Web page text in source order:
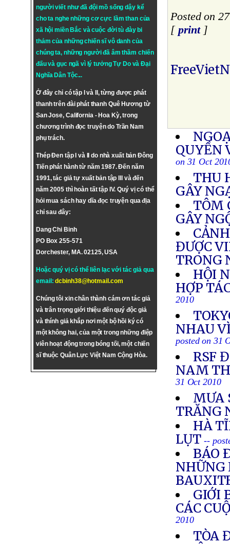
người viết như đã đội mồ sống dậy kể
cho ta nghe những cơ cực lầm than của
xã hội miền Bắc và cuộc đời tù đày bi
thảm của những chiến sĩ vô danh của
chúng ta, những người đã âm thầm chiến
đấu và gục ngã vì lý tưởngTự DovàĐại
Nghĩa Dân Tộc...
Ở đây chỉ có tập I và II, từng được phát
thanh trên đài phát thanh Quê Hương từ
San Jose, California - Hoa Kỳ, trong
chương trình đọc truyện do Trần Nam
phụ trách.
Thép Đen tập I và II do nhà xuất bản Đông
Tiến phát hành từ năm 1987. Đến năm
1991, tác giả tự xuất bản tập III và đến
năm 2005 thì hoàn tất tập IV. Quý vị có thể
hỏi mua sách hay dĩa đọc truyện qua địa
chỉ sau đây:
Dang Chi Binh
PO Box 255-571
Dorchester, MA. 02125, USA
Hoặc quý vị có thể liên lạc với tác giả qua
email:dcbinh38@hotmail.com
Chúng tôi xin chân thành cám ơn tác giả
và trân trọng giới thiệu đến quý độc giả
và thính giả khắp nơi một bộ hồi ký có
một không hai, của một trong những điệp
viên hoạt động trong bóng tối, một chiến
sĩ thuộc Quân Lực Việt Nam Cộng Hòa.
Posted on
[ print]
QUYỀN
on 31 Oct
THU
GÂY
TÔM
GÂY
ĐƯỢC
TRONG
HỘI
HỢP
2010
NHAU
posted on 31
RSF
NAM
31 Oct 2010
MƯA
TRĂNG
HÀ
LỤT--
BÁO
NHỮNG
GIỚI
CÁC
2010
TÒA